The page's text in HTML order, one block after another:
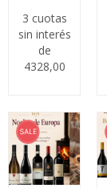
3 cuotas
sin interés
de
4328,00